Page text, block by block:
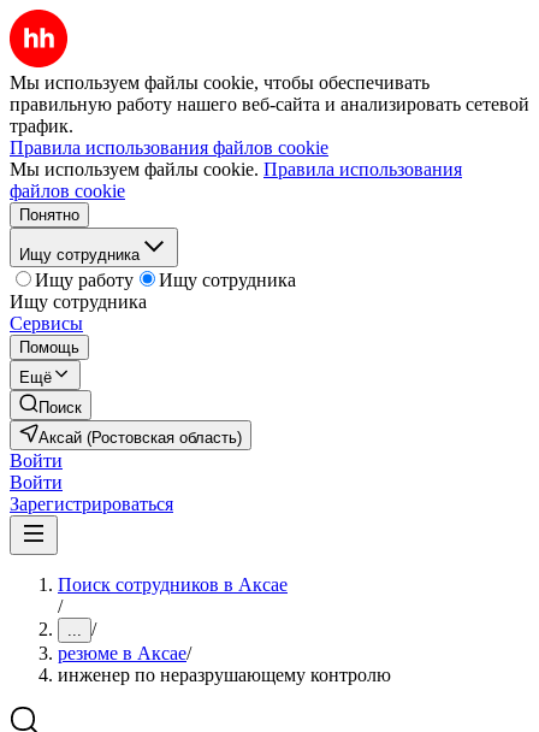
Мы используем файлы cookie, чтобы обеспечивать
правильную работу нашего веб-сайта и анализировать сетевой
трафик.
Правила использования файлов cookie
Мы используем файлы cookie. Правила использования
файлов cookie
Понятно
Ищу сотрудника
Ищу работу
Ищу сотрудника
Ищу сотрудника
Сервисы
Помощь
Ещё
Поиск
Аксай (Ростовская область)
Войти
Войти
Зарегистрироваться
Поиск сотрудников в Аксае
/
... /
резюме в Аксае/
инженер по неразрушающему контролю